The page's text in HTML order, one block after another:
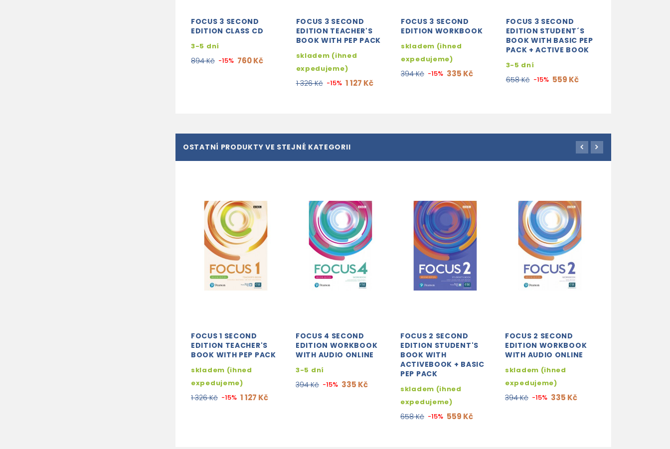
FOCUS 3 SECOND
EDITION CLASS CD
3-5 dní
894 Kč -15% 760 Kč
FOCUS 3 SECOND
EDITION TEACHER'S
BOOK WITH PEP PACK
skladem (ihned
expedujeme)
1 326 Kč -15% 1 127 Kč
FOCUS 3 SECOND
EDITION WORKBOOK
skladem (ihned
expedujeme)
394 Kč -15% 335 Kč
FOCUS 3 SECOND
EDITION STUDENT´S
BOOK WITH BASIC PEP
PACK + ACTIVE BOOK
3-5 dní
658 Kč -15% 559 Kč
OSTATNÍ PRODUKTY VE STEJNÉ KATEGORII
FOCUS 1 SECOND
EDITION TEACHER'S
BOOK WITH PEP PACK
skladem (ihned
expedujeme)
1 326 Kč -15% 1 127 Kč
FOCUS 4 SECOND
EDITION WORKBOOK
WITH AUDIO ONLINE
3-5 dní
394 Kč -15% 335 Kč
FOCUS 2 SECOND
EDITION STUDENT'S
BOOK WITH
ACTIVEBOOK + BASIC
PEP PACK
skladem (ihned
expedujeme)
658 Kč -15% 559 Kč
FOCUS 2 SECOND
EDITION WORKBOOK
WITH AUDIO ONLINE
skladem (ihned
expedujeme)
394 Kč -15% 335 Kč